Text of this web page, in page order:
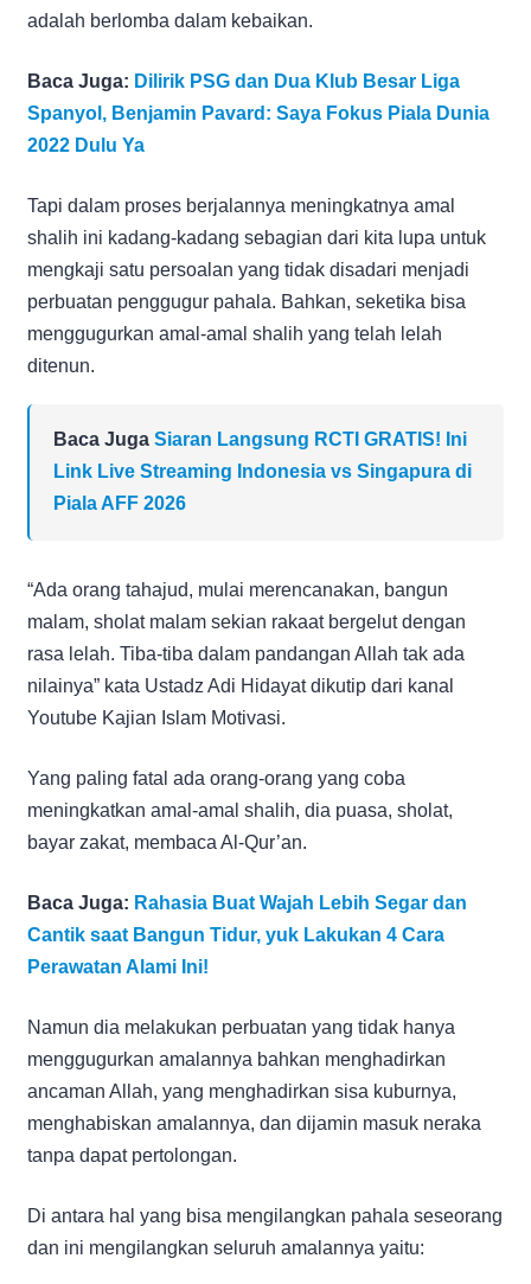
adalah berlomba dalam kebaikan.
Baca Juga: Dilirik PSG dan Dua Klub Besar Liga
Spanyol, Benjamin Pavard: Saya Fokus Piala Dunia
2022 Dulu Ya
Tapi dalam proses berjalannya meningkatnya amal
shalih ini kadang-kadang sebagian dari kita lupa untuk
mengkaji satu persoalan yang tidak disadari menjadi
perbuatan penggugur pahala. Bahkan, seketika bisa
menggugurkan amal-amal shalih yang telah lelah
ditenun.
Baca Juga Siaran Langsung RCTI GRATIS! Ini
Link Live Streaming Indonesia vs Singapura di
Piala AFF 2026
“Ada orang tahajud, mulai merencanakan, bangun
malam, sholat malam sekian rakaat bergelut dengan
rasa lelah. Tiba-tiba dalam pandangan Allah tak ada
nilainya” kata Ustadz Adi Hidayat dikutip dari kanal
Youtube Kajian Islam Motivasi.
Yang paling fatal ada orang-orang yang coba
meningkatkan amal-amal shalih, dia puasa, sholat,
bayar zakat, membaca Al-Qur’an.
Baca Juga: Rahasia Buat Wajah Lebih Segar dan
Cantik saat Bangun Tidur, yuk Lakukan 4 Cara
Perawatan Alami Ini!
Namun dia melakukan perbuatan yang tidak hanya
menggugurkan amalannya bahkan menghadirkan
ancaman Allah, yang menghadirkan sisa kuburnya,
menghabiskan amalannya, dan dijamin masuk neraka
tanpa dapat pertolongan.
Di antara hal yang bisa mengilangkan pahala seseorang
dan ini mengilangkan seluruh amalannya yaitu: